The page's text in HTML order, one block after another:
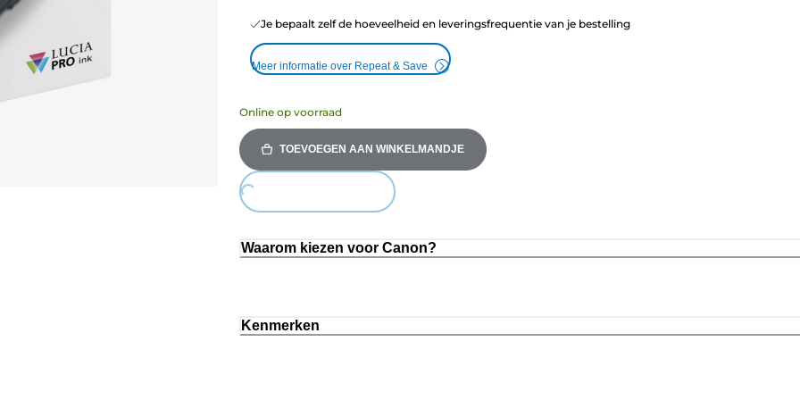
Je bepaalt zelf de hoeveelheid en leveringsfrequentie van je bestelling
Meer informatie over Repeat & Save
Online op voorraad
TOEVOEGEN AAN WINKELMANDJE
Loading...
Waarom kiezen voor Canon?
Kenmerken